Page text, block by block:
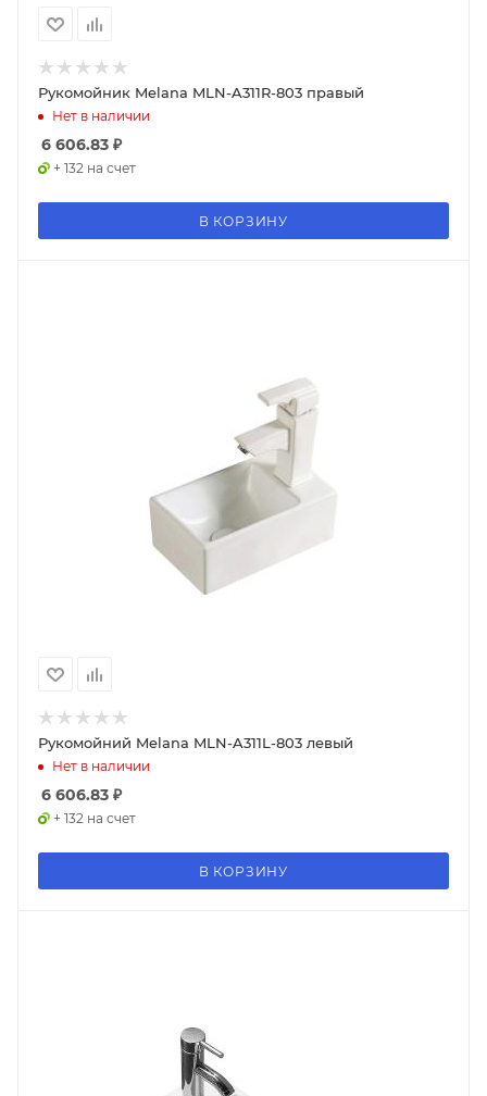
Рукомойник Melana MLN-A311R-803 правый
Нет в наличии
6 606.83 ₽
+ 132 на счет
В КОРЗИНУ
Рукомойний Melana MLN-A311L-803 левый
Нет в наличии
6 606.83 ₽
+ 132 на счет
В КОРЗИНУ